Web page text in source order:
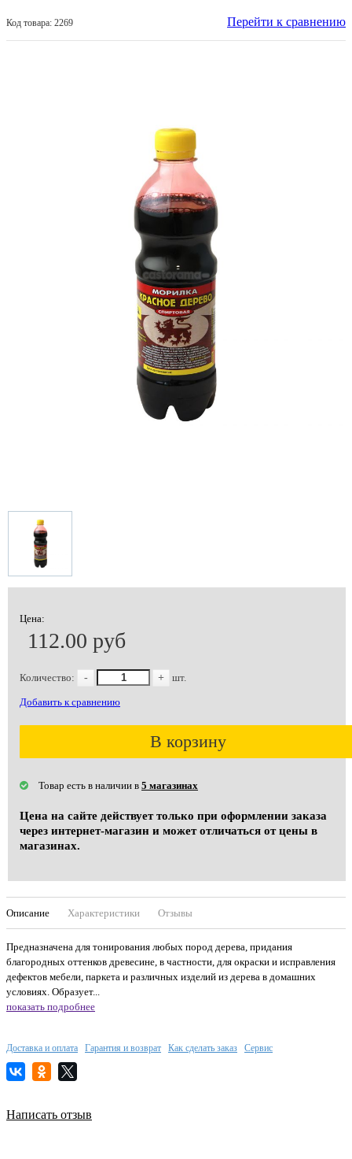
Код товара: 2269 Перейти к сравнению
Цена:
112.00 руб
Количество: - + шт.
Добавить к сравнению
В корзину
Товар есть в наличии в 5 магазинах
Цена на сайте действует только при оформлении заказа
через интернет-магазин и может отличаться от цены в
магазинах.
Описание Характеристики Отзывы
Предназначена для тонирования любых пород дерева, придания
благородных оттенков древесине, в частности, для окраски и исправления
дефектов мебели, паркета и различных изделий из дерева в домашних
условиях. Образует...
показать подробнее
Доставка и оплата Гарантия и возврат Как сделать заказ Сервис
Написать отзыв